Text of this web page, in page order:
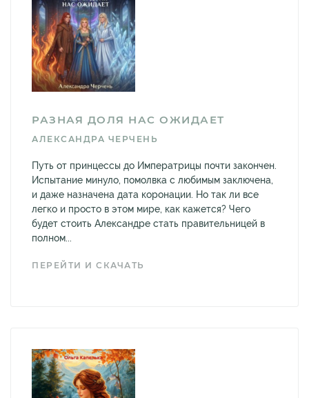
РАЗНАЯ ДОЛЯ НАС ОЖИДАЕТ
АЛЕКСАНДРА ЧЕРЧЕНЬ
Путь от принцессы до Императрицы почти закончен.
Испытание минуло, помолвка с любимым заключена,
и даже назначена дата коронации. Но так ли все
легко и просто в этом мире, как кажется? Чего
будет стоить Александре стать правительницей в
полном...
ПЕРЕЙТИ И СКАЧАТЬ